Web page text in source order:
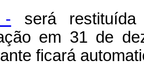
será
em 31 de
ficará